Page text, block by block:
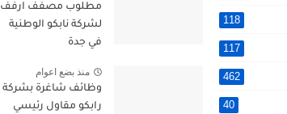
118
117
462
40
مطلوب مصفف ارفف
لشركة نابكو الوطنية
في جدة
منذ بضع اعوام
وظائف شاغرة بشركة
رابكو مقاول رئيسي